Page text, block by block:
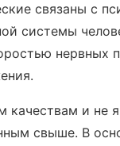
связаны с
системы
нервных
качествам и не
свыше. В